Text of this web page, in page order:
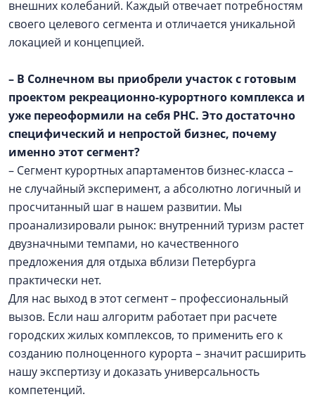
внешних колебаний. Каждый отвечает потребностям
своего целевого сегмента и отличается уникальной
локацией и концепцией.
– В Солнечном вы приобрели участок с готовым
проектом рекреационно-курортного комплекса и
уже переоформили на себя РНС. Это достаточно
специфический и непростой бизнес, почему
именно этот сегмент?
– Сегмент курортных апартаментов бизнес-класса –
не случайный эксперимент, а абсолютно логичный и
просчитанный шаг в нашем развитии. Мы
проанализировали рынок: внутренний туризм растет
двузначными темпами, но качественного
предложения для отдыха вблизи Петербурга
практически нет.
Для нас выход в этот сегмент – профессиональный
вызов. Если наш алгоритм работает при расчете
городских жилых комплексов, то применить его к
созданию полноценного курорта – значит расширить
нашу экспертизу и доказать универсальность
компетенций.